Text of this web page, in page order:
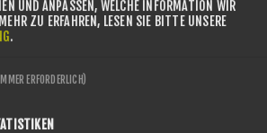
MÖCHTEN
UND ANPASSEN, WELCHE INFORMATION WIR
ZU ERFAHREN, LESEN SIE BITTE UNSERE
.
ERFORDERLICH)